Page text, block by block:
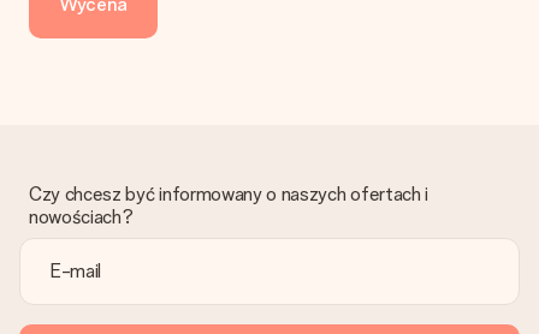
aby zamówienie trafiło do produkcji. Robiąc przelew, należy
wybrać Przelew Krajowy Europejski.
Czy faktura jest wysyłana razem z zamówieniem?
Żaden rachunek lub faktura nie jest wysyłany z zamówieniem.
Możesz ją również znaleźć na koncie MySurprise. Dzięki temu
możesz wysłać prezent bezpośrednio do odbiorcy, co będzie
prawdziwą niespodzianką!
Czy chcesz być informowany o naszych ofertach i
nowościach?